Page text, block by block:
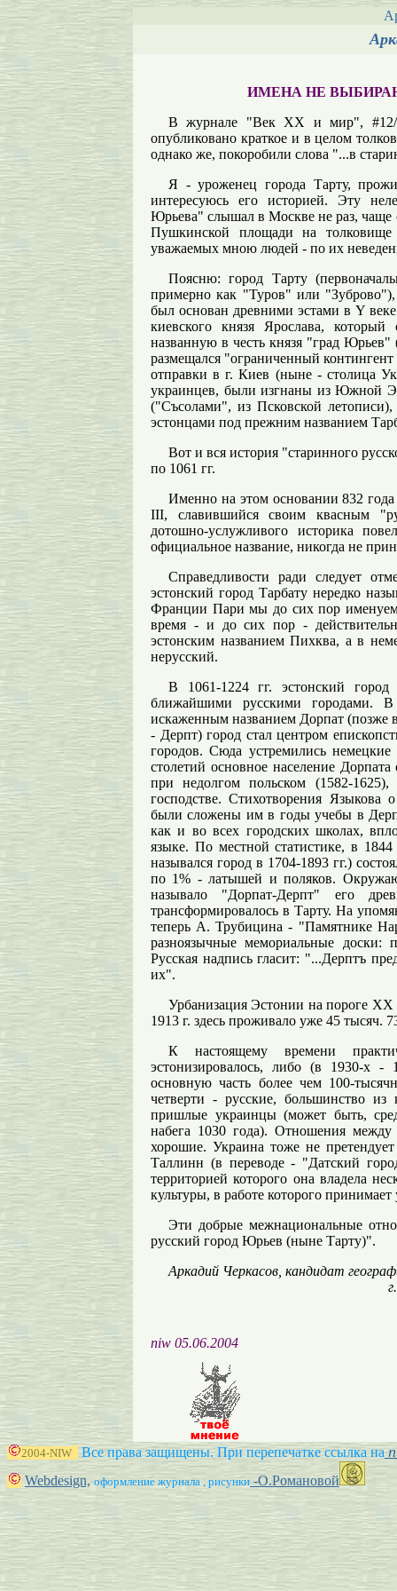
ИМЕНА НЕ
В журнале "Век ХХ и мир", #12/
опубликовано краткое и в целом
однако же, покоробили слова "...в
Я - уроженец города Тарту,
интересуюсь его историей. Эту
Юрьева" слышал в Москве не раз, чаще
Пушкинской площади на
уважаемых мною людей - по их
Поясню: город Тарту
примерно как "Туров" или
был основан древними эстами в Y
киевского князя Ярослава,
названную в честь князя "град
размещался "ограниченный
отправки в г. Киев (ныне - столица
украинцев, были изгнаны из Южной
("Съсолами", из Псковской
эстонцами под прежним названием
Вот и вся история "старинного
по 1061 гг.
Именно на этом основании 832
III, славившийся своим квасным
дотошно-услужливого историка
официальное название, никогда не
Справедливости ради следует
эстонский город Тарбату нередко
Франции Пари мы до сих пор
время - и до сих пор -
эстонским названием Пихква, а в
нерусский.
В 1061-1224 гг. эстонский
ближайшими русскими городами.
искаженным названием Дорпат (позже
- Дерпт) город стал центром
городов. Сюда устремились
столетий основное население
при недолгом польском (1582-
господстве. Стихотворения
были сложены им в годы учебы в
как и во всех городских школах,
языке. По местной статистике, в
назывался город в 1704-1893 гг.)
по 1% - латышей и поляков.
называло "Дорпат-Дерпт" его
трансформировалось в Тарту. На
теперь А. Трубицина - "Памятнике
разноязычные мемориальные доски:
Русская надпись гласит: "...Дерптъ
их".
Урбанизация Эстонии на пороге XX
1913 г. здесь проживало уже 45 тысяч.
К настоящему времени
эстонизировалось, либо (в 1930-х
основную часть более чем 100-
четверти - русские, большинство
пришлые украинцы (может быть,
набега 1030 года). Отношения
хорошие. Украина тоже не
Таллинн (в переводе - "Датский
территорией которого она владела
культуры, в работе которого
Эти добрые межнациональные
русский город Юрьев (ныне Тарту)".
Аркадий Черкасов, кандидат
niw 05.06.2004
2004-NIW Все права защищены. При перепечатке ссылка на
Webdesign, оформление журнала , рисунки -О.Романовой